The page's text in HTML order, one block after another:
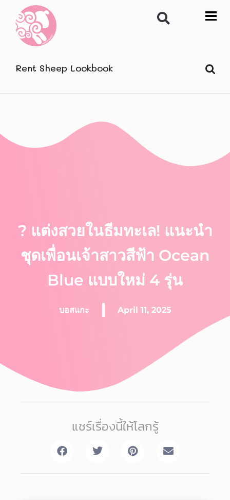
Rent Sheep Lookbook
? แต่งสวยในธีมทะเล! แนะนำ
ชุดเพื่อนเจ้าสาวสีฟ้า Ocean
Blue แบบใหม่ 4 รุ่น
บอสแกะ April 11, 2025
แชร์เรื่องนี้ให้โลกรู้